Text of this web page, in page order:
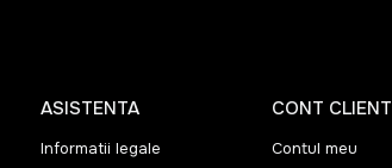
ASISTENTA
Informatii legale
CONT CLIENT
Contul meu